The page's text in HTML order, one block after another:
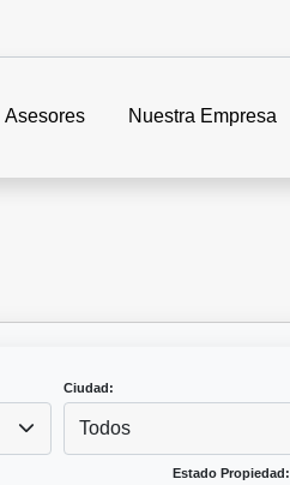
Asesores Nuestra Empresa
Ciudad:
Todos
Estado Propiedad: